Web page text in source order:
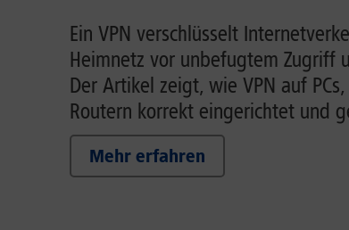
Ein VPN verschlüsselt
Heimnetz vor unbefugtem Zugriff
Der Artikel zeigt, wie VPN auf
Routern korrekt eingerichtet und
Mehr erfahren